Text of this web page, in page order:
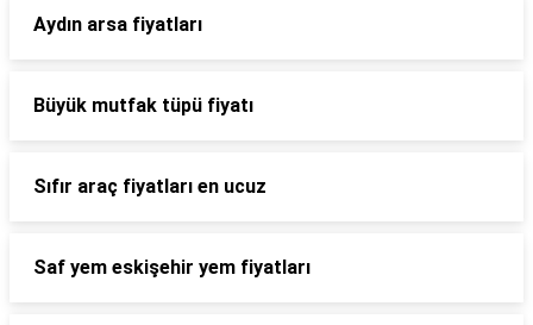
Aydın arsa fiyatları
Büyük mutfak tüpü fiyatı
Sıfır araç fiyatları en ucuz
Saf yem eskişehir yem fiyatları